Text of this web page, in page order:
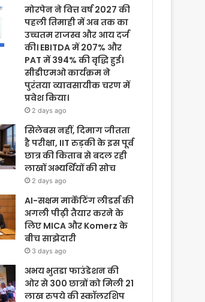
मोरपेन ने वित्त वर्ष 2027 की
पहली तिमाही में अब तक का
उच्चतम राजस्व और आय दर्ज
की। EBITDA में 207% और
PAT में 394% की वृद्धि हुई।
सीडीएमओ कार्यक्रम ने
पुरंतया व्यावसायीक चरण में
प्रवेश किया।
2 days ago
सिलेबस नहीं, दिमाग जीतता
है परीक्षा, IIT रुड़की के इस पूर्व
छात्र की किताब से बदल रही
लाखों अभ्यर्थियों की सोच
2 days ago
AI-सक्षम मार्केटिंग लीडर्स की
अगली पीढ़ी तैयार करने के
लिए MICA और Komerz के
बीच साझेदारी
3 days ago
अभय भुतडा फाउंडेशन की
ओर से 300 छात्रों को मिली 21
लाख रुपये की स्कॉलरशिप